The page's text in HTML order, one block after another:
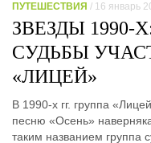
ПУТЕШЕСТВИЯ / 16 январь
ЗВЕЗДЫ
СУДЬБЫ
«ЛИЦЕЙ»
В 1990-х гг. группа
песню «Осень»
таким названием группа